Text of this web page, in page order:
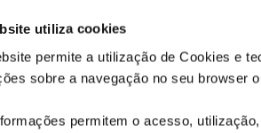
utiliza cookies
permite a utilização de Cookies e
sobre a navegação no seu browser
permitem o acesso,